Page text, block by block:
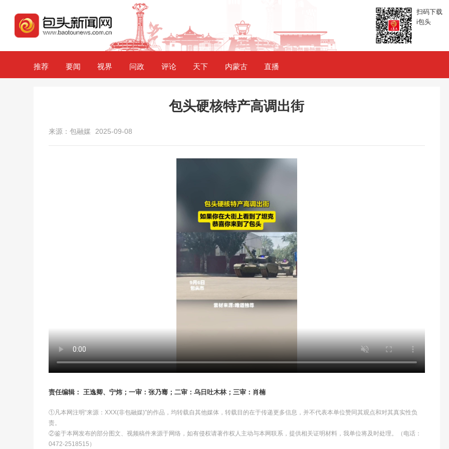
扫码下载
i包头
推荐 要闻 视界 问政 评论 天下 内蒙古 直播
包头硬核特产高调出街
来源：包融媒 2025-09-08
责任编辑： 王逸卿、宁炜；一审：张乃骞；二审：乌日吐木林；三审：肖楠
①凡本网注明“来源：XXX(非包融媒)”的作品，均转载自其他媒体，转载目的在于传递更多信息，并不代表本单位赞同其观点和对其真实性负
责。
②鉴于本网发布的部分图文、视频稿件来源于网络，如有侵权请著作权人主动与本网联系，提供相关证明材料，我单位将及时处理。（电话：
0472-2518515）